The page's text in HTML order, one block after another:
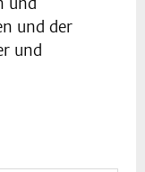
und der
und